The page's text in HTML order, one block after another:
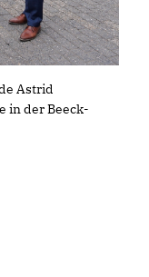
Astrid
in der Beeck-